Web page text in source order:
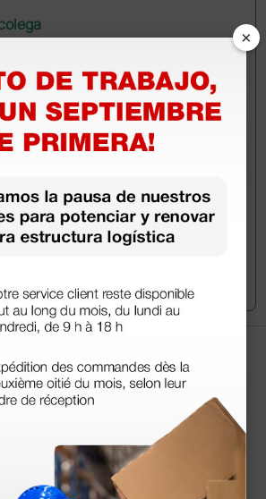
tu pregunta a los colegas que ya
producto.
y 5 estrellas.
todos >
×